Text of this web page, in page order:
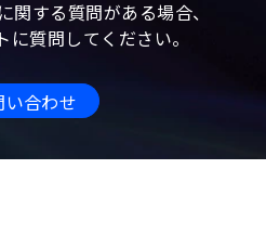
関する質問がある場合、
質問してください。
い合わせ